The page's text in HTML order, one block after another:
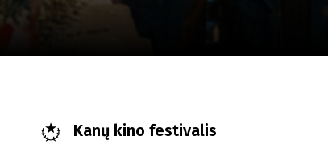
Kanų kino festivalis